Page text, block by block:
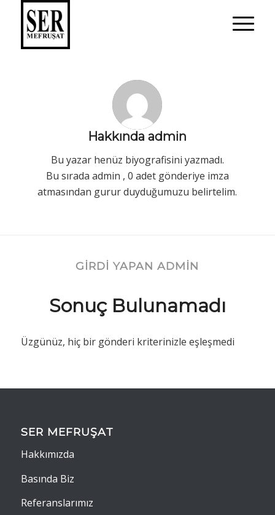
Hakkındaadmin
Bu yazar henüz biyografisini yazmadı.
Bu sırada admin , 0 adet gönderiye imza
atmasından gurur duyduğumuzu belirtelim.
GIRDI YAPAN ADMIN
Sonuç Bulunamadı
Üzgünüz, hiç bir gönderi kriterinizle eşleşmedi
SER MEFRUŞAT
Hakkımızda
Basında Biz
Referanslarımız